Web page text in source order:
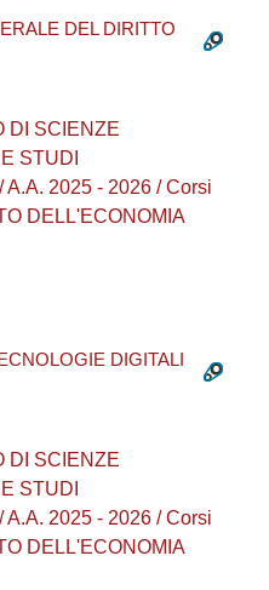
DEL DIRITTO
DI SCIENZE
STUDI
A.A. 2025 - 2026 / Corsi
DELL'ECONOMIA
DIGITALI
DI SCIENZE
STUDI
A.A. 2025 - 2026 / Corsi
DELL'ECONOMIA